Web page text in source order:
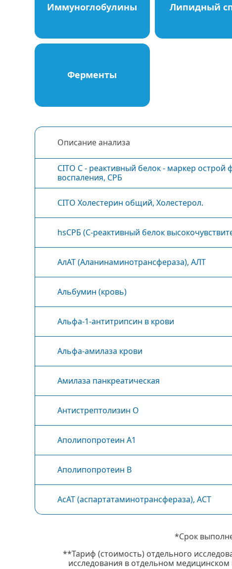
Иммуноглобулины Липидный
Ферменты
Описание анализа
CITO С - реактивный белок - маркер острой
воспаления, СРБ
CITO Холестерин общий, Холестерол.
hsСРБ (С-реактивный белок
АлАТ (Аланинаминотрансфераза), АЛТ
Альбумин (кровь)
Альфа-1-антитрипсин в крови
Альфа-амилаза крови
Амилаза панкреатическая
Антистрептолизин О
Аполипопротеин А1
Аполипопротеин В
АсАТ (аспартатаминотрансфераза), АСТ
*Срок
**Тариф (стоимость) отдельного
исследования в отдельном